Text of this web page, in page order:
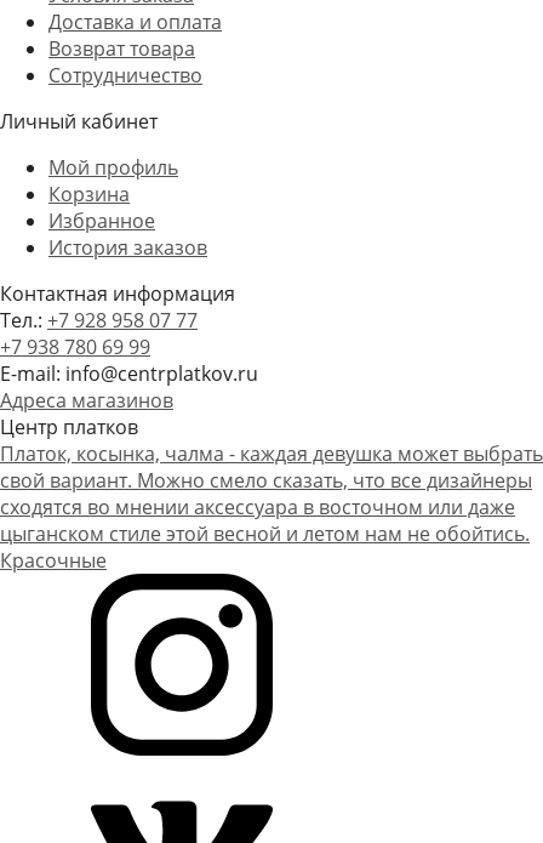
Доставка и оплата
Возврат товара
Сотрудничество
Личный кабинет
Мой профиль
Корзина
Избранное
История заказов
Контактная информация
Тел.: +7 928 958 07 77
+7 938 780 69 99
E-mail: info@centrplatkov.ru
Адреса магазинов
Центр платков
Платок, косынка, чалма - каждая девушка может выбрать
свой вариант. Можно смело сказать, что все дизайнеры
сходятся во мнении аксессуара в восточном или даже
цыганском стиле этой весной и летом нам не обойтись.
Красочные